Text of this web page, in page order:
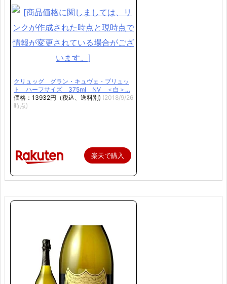
クリュッグ グラン・キュヴェ・ブリュッ
ト ハーフサイズ 375ml NV ＜白＞…
価格：13932円（税込、送料別) (2018/9/26
時点)
楽天で購入